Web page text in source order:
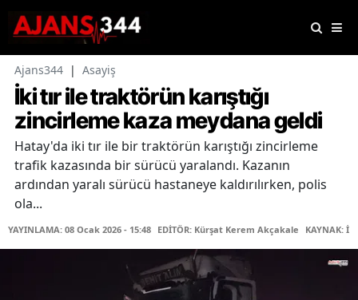
Ajans344 | Asayiş
İki tır ile traktörün karıştığı
zincirleme kaza meydana geldi
Hatay'da iki tır ile bir traktörün karıştığı zincirleme
trafik kazasında bir sürücü yaralandı. Kazanın
ardından yaralı sürücü hastaneye kaldırılırken, polis
ola...
YAYINLAMA: 08 Ocak 2026 - 15:48 EDİTÖR: Kürşat Kerem Akçakale KAYNAK: